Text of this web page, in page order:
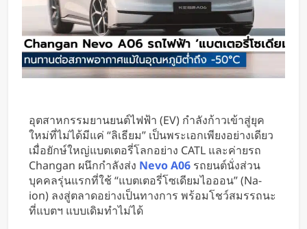
ชาร์จ และแบตฯ ใช้งานสูงสุด 32.5
ชั่วโมง
2 วัน Ago
Spotify เพิ่มโหมดวิ่งใหม่ ปรับเพลง
ตามความเร็วและรูปแบบการฝึก
อุตสาหกรรมยานยนต์ไฟฟ้า (EV) กำลังก้าวเข้าสู่ยุค
ใหม่ที่ไม่ได้มีแค่ “ลิเธียม” เป็นพระเอกเพียงอย่างเดียว
เมื่อยักษ์ใหญ่แบตเตอรี่โลกอย่าง CATL และค่ายรถ
Changan ผนึกกำลังส่ง Nevo A06 รถยนต์นั่งส่วน
บุคคลรุ่นแรกที่ใช้ “แบตเตอรี่โซเดียมไอออน” (Na-
ion) ลงสู่ตลาดอย่างเป็นทางการ พร้อมโชว์สมรรถนะ
ที่แบตฯ แบบเดิมทำไม่ได้